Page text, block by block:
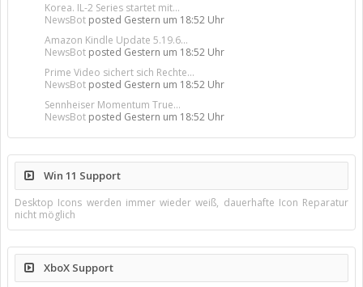
Korea. IL-2 Series startet mit...
NewsBot posted Gestern um 18:52 Uhr
Amazon Kindle Update 5.19.6...
NewsBot posted Gestern um 18:52 Uhr
Prime Video sichert sich Rechte...
NewsBot posted Gestern um 18:52 Uhr
Sennheiser Momentum True...
NewsBot posted Gestern um 18:52 Uhr
Win 11 Support
Desktop Icons werden immer wieder weiß, dauerhafte Icon Reparatur
nicht möglich
XboX Support